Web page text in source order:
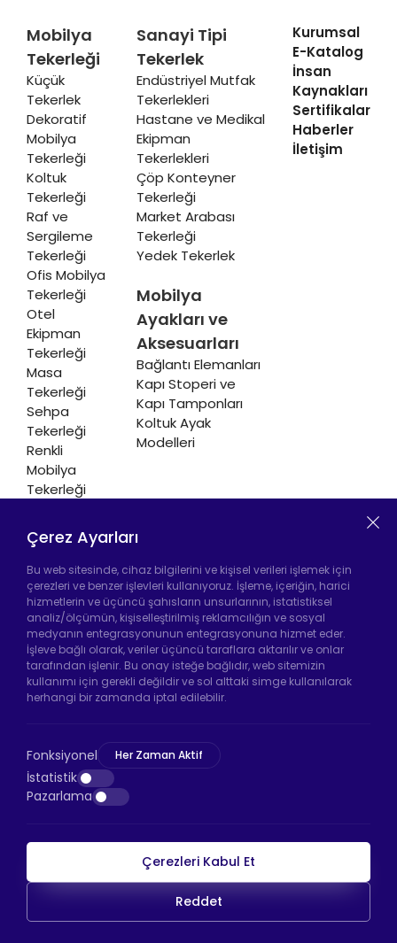
Mobilya
Tekerleği
Küçük
Tekerlek
Dekoratif
Mobilya
Tekerleği
Koltuk
Tekerleği
Raf ve
Sergileme
Tekerleği
Ofis Mobilya
Tekerleği
Otel
Ekipman
Tekerleği
Masa
Tekerleği
Sehpa
Tekerleği
Renkli
Mobilya
Tekerleği
Isıtıcı
Tekerleği
Sanayi Tipi
Tekerlek
Endüstriyel Mutfak
Tekerlekleri
Hastane ve Medikal
Ekipman
Tekerlekleri
Çöp Konteyner
Tekerleği
Market Arabası
Tekerleği
Yedek Tekerlek
Mobilya
Ayakları ve
Aksesuarları
Bağlantı Elemanları
Kapı Stoperi ve
Kapı Tamponları
Koltuk Ayak
Modelleri
Kurumsal
E-Katalog
İnsan
Kaynakları
Sertifikalar
Haberler
İletişim
Hadımköy Fabrika:Atatürk Sanayi Bölgesi
Ömerli Mah. Uzunçayır Cad. No:11 Hadımköy,
34555 Arnavutköy/İstanbul
Telefon:+90 212 640 66 46
Bayrampaşa Mağaza:Kocatepe Mah. 50. Yıl
Cad. No: 69/A Bayrampaşa /İstanbul
Telefon:+90 530 044 64 87
HTS Ödeme
Çerez Ayarları
Bu web sitesinde, cihaz bilgilerini ve kişisel verileri işlemek için
çerezleri ve benzer işlevleri kullanıyoruz. İşleme, içeriğin, harici
hizmetlerin ve üçüncü şahısların unsurlarının, istatistiksel
analiz/ölçümün, kişiselleştirilmiş reklamcılığın ve sosyal
medyanın entegrasyonunun entegrasyonuna hizmet eder.
İşleve bağlı olarak, veriler üçüncü taraflara aktarılır ve onlar
tarafından işlenir. Bu onay isteğe bağlıdır, web sitemizin
kullanımı için gerekli değildir ve sol alttaki simge kullanılarak
herhangi bir zamanda iptal edilebilir.
Fonksiyonel Her Zaman Aktif
İstatistik
Pazarlama
Çerezleri Kabul Et
Reddet